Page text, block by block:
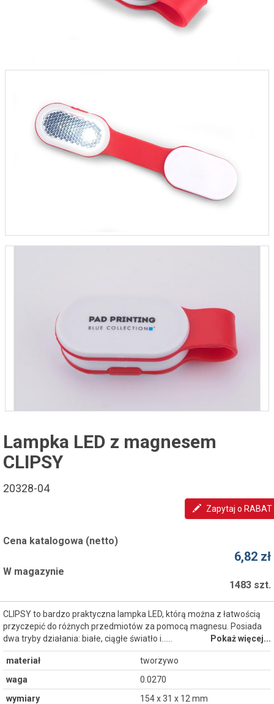
Lampka LED z magnesem
CLIPSY
20328-04
Zapytaj o RABAT
Cena katalogowa (netto)
6,82 zł
W magazynie
1483 szt.
CLIPSY to bardzo praktyczna lampka LED, którą można z łatwością
przyczepić do różnych przedmiotów za pomocą magnesu. Posiada
dwa tryby działania: białe, ciągłe światło i...…
Pokaż więcej...
materiał
tworzywo
waga
0.0270
wymiary
154 x 31 x 12 mm